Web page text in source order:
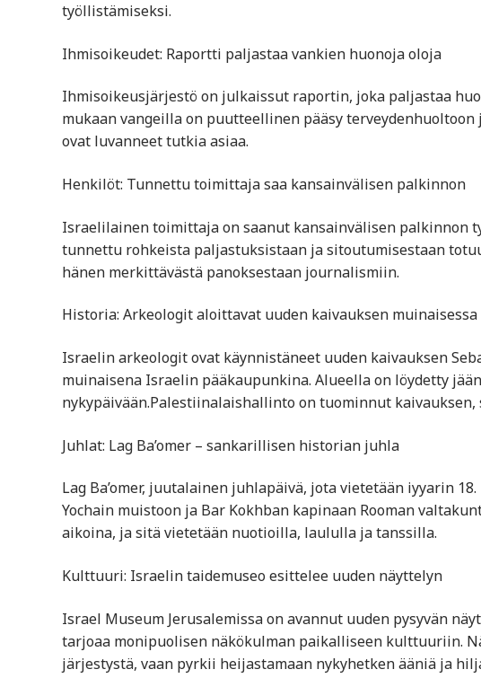
työllistämiseksi.
Ihmisoikeudet: Raportti paljastaa vankien huonoja oloja
Ihmisoikeusjärjestö on julkaissut raportin, joka paljastaa
mukaan vangeilla on puutteellinen pääsy
ovat luvanneet tutkia asiaa.
Henkilöt: Tunnettu toimittaja saa kansainvälisen palkinnon
Israelilainen toimittaja on saanut kansainvälisen palkinnon
tunnettu rohkeista paljastuksistaan ja sitoutumisestaan
hänen merkittävästä panoksestaan journalismiin.
Historia: Arkeologit aloittavat uuden kaivauksen
Israelin arkeologit ovat käynnistäneet uuden kaivauksen
muinaisena Israelin pääkaupunkina. Alueella on löydetty
nykypäivään.Palestiinalaishallinto on tuominnut
Juhlat: Lag Ba’omer – sankarillisen historian juhla
Lag Ba’omer, juutalainen juhlapäivä, jota vietetään iyyarin
Yochain muistoon ja Bar Kokhban kapinaan Rooman
aikoina, ja sitä vietetään nuotioilla, laululla ja tanssilla.
Kulttuuri: Israelin taidemuseo esittelee uuden näyttelyn
Israel Museum Jerusalemissa on avannut uuden pysyvän
tarjoaa monipuolisen näkökulman paikalliseen kulttuuriin.
järjestystä, vaan pyrkii heijastamaan nykyhetken ääniä ja